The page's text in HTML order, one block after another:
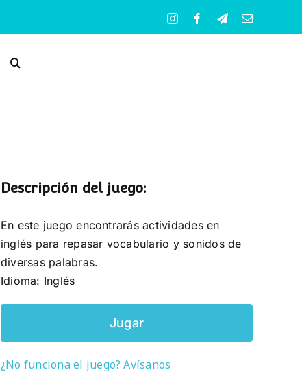
InstagramFacebookTelegramCorreo
Descripción del juego:
En este juego encontrarás actividades en
inglés para repasar vocabulario y sonidos de
diversas palabras.
Idioma: Inglés
Jugar
¿No funciona el juego? Avísanos